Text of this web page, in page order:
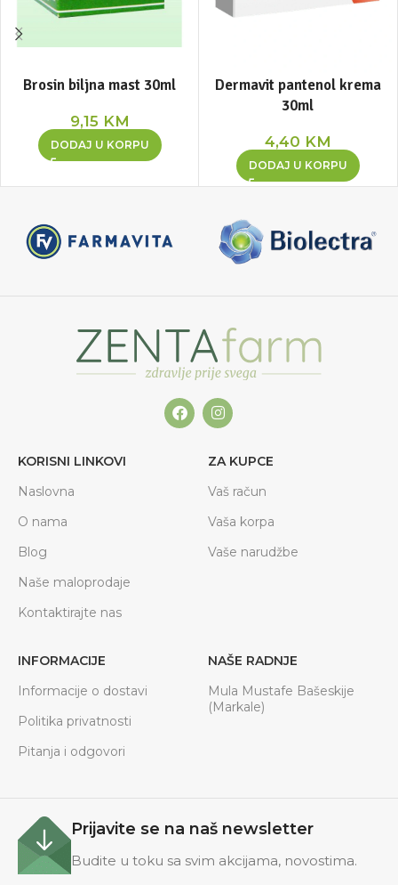
Brosin biljna mast 30ml
9,15 KM
DODAJ U KORPU
Dermavit pantenol krema
30ml
4,40 KM
DODAJ U KORPU
KORISNI LINKOVI
Naslovna
O nama
Blog
Naše maloprodaje
Kontaktirajte nas
ZA KUPCE
Vaš račun
Vaša korpa
Vaše narudžbe
INFORMACIJE
Informacije o dostavi
Politika privatnosti
Pitanja i odgovori
NAŠE RADNJE
Mula Mustafe Bašeskije
(Markale)
Prijavite se na naš newsletter
Budite u toku sa svim akcijama, novostima.